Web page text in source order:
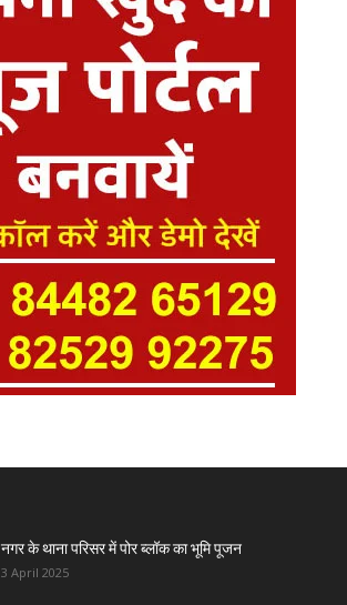
नगर के थाना परिसर में पोर ब्लॉक का भूमि पूजन
3 April 2025